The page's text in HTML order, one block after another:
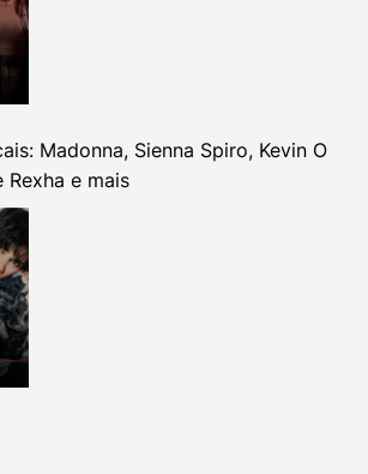
Madonna, Sienna Spiro, Kevin O
Rexha e mais